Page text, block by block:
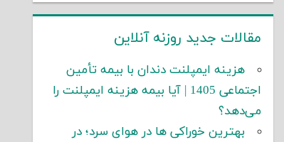
مقالات جدید روزنه آنلاین
هزینه ایمپلنت دندان با بیمه تأمین
اجتماعی 1405 | آیا بیمه هزینه ایمپلنت را
می‌دهد؟
بهترین خوراکی ها در هوای سرد؛ در